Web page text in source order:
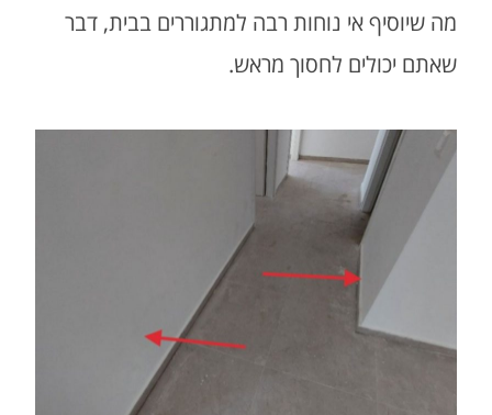
מה שיוסיף אי נוחות רבה למתגוררים בבית, דבר
שאתם יכולים לחסוך מראש.